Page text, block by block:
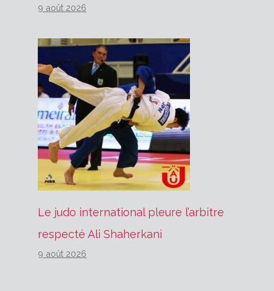
9 août 2026
Le judo international pleure l’arbitre
respecté Ali Shaherkani
9 août 2026